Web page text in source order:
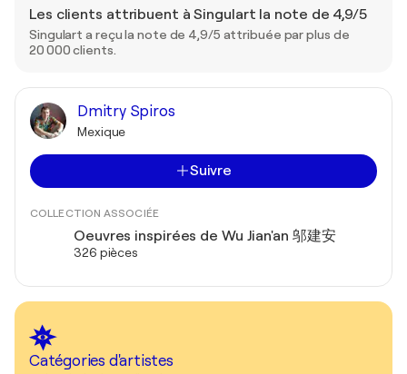
Les clients attribuent à Singulart la note de 4,9/5
Singulart a reçu la note de 4,9/5 attribuée par plus de
20 000 clients.
Dmitry Spiros
Mexique
Suivre
COLLECTION ASSOCIÉE
Oeuvres inspirées de Wu Jian'an 邬建安
326 pièces
Catégories d'artistes